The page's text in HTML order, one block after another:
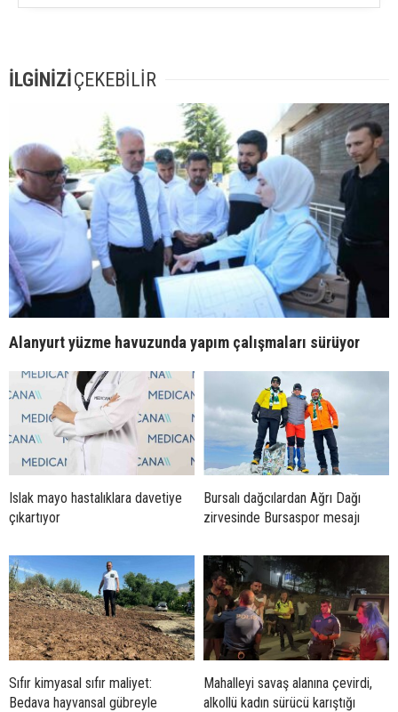
İLGİNİZİÇEKEBİLİR
Alanyurt yüzme havuzunda yapım çalışmaları sürüyor
Islak mayo hastalıklara davetiye
çıkartıyor
Bursalı dağcılardan Ağrı Dağı
zirvesinde Bursaspor mesajı
Sıfır kimyasal sıfır maliyet:
Bedava hayvansal gübreyle
Mahalleyi savaş alanına çevirdi,
alkollü kadın sürücü karıştığı